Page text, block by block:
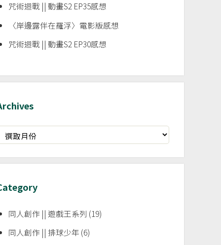
咒術迴戰 || 動畫S2 EP35感想
〈岸邊露伴在羅浮〉電影版感想
咒術迴戰 || 動畫S2 EP30感想
同人創作 || 遊戲王系列 (19)
同人創作 || 排球少年 (6)